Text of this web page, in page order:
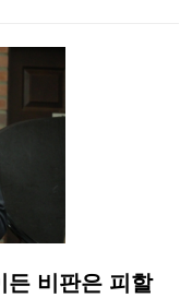
든 비판은 피할